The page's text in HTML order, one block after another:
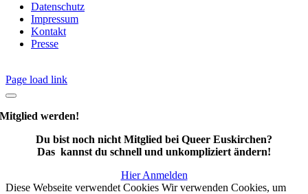
Datenschutz
Impressum
Kontakt
Presse
Page load link
Mitglied werden!
Du bist noch nicht Mitglied bei Queer Euskirchen?
Das kannst du schnell und unkompliziert ändern!
Hier Anmelden
Diese Webseite verwendet Cookies Wir verwenden Cookies, um